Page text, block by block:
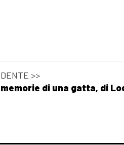
>>
di una gatta, di